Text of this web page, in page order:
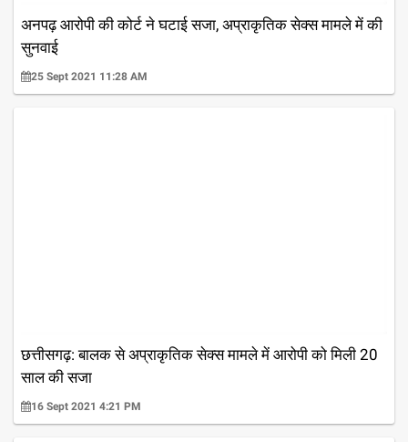
अनपढ़ आरोपी की कोर्ट ने घटाई सजा, अप्राकृतिक सेक्स मामले में की
सुनवाई
25 Sept 2021 11:28 AM
छत्तीसगढ़: बालक से अप्राकृतिक सेक्स मामले में आरोपी को मिली 20
साल की सजा
16 Sept 2021 4:21 PM